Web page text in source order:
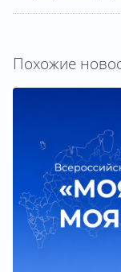
Похожие